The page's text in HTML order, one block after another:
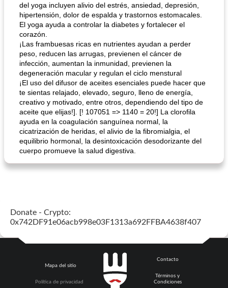
del yoga incluyen alivio del estrés, ansiedad, depresión,
hipertensión, dolor de espalda y trastornos estomacales.
El yoga ayuda a controlar la diabetes y fortalecer el
corazón.
¡Las frambuesas ricas en nutrientes ayudan a perder
peso, reducen las arrugas, previenen el cáncer de
infección, aumentan la inmunidad, previenen la
degeneración macular y regulan el ciclo menstural
¡El uso del difusor de aceites esenciales puede hacer que
te sientas relajado, elevado, seguro, lleno de energía,
creativo y motivado, entre otros, dependiendo del tipo de
aceite que elijas!]. [! 107051 => 1140 = 20!] La clorofila
ayuda en la coagulación sanguínea normal, la
cicatrización de heridas, el alivio de la fibromialgia, el
equilibrio hormonal, la desintoxicación desodorizante del
cuerpo promueve la salud digestiva.
Donate - Crypto:
0x742DF91e06acb998e03F1313a692FFBA4638f407
Mapa del sitio
Política de privacidad
Contacto
Términos y
Condiciones